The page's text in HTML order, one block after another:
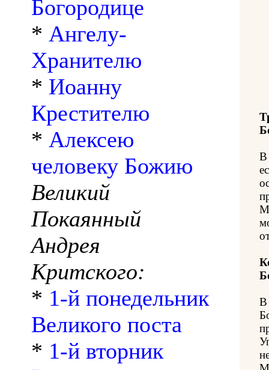
Богородице
* Ангелу-
Хранителю
* Иоанну
Крестителю
* Алексею
человеку Божию
Великий
Покаянный
Андрея
Критского:
* 1-й понедельник
Великого поста
* 1-й вторник
В
В